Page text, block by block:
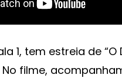
1, tem estreia de
No filme,